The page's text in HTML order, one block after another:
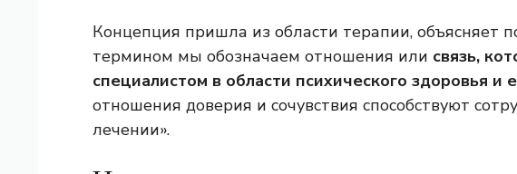
Концепция пришла из области терапии, объясняет
термином мы обозначаем отношения или связь,
специалистом в области психического здоровья и
отношения доверия и сочувствия способствуют
лечении».